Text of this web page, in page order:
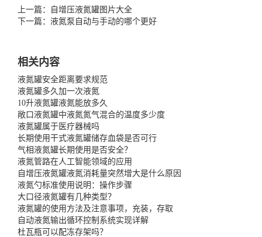
上一篇：自增压液氮罐图片大全
下一篇：液氮泵自动与手动的哪个更好
相关内容
液氮罐安全距离要求规范
液氮罐多久加一次液氮
10升液氮罐液氮能放多久
敞口液氮罐中液氮氮气混合的温度多少度
液氮罐属于医疗器械吗
长期使用干式液氮罐储存血袋是否可行
气相液氮罐长期使用是否安全？
液氮管路在人工智能领域的应用
自增压液氮罐液氮消耗量突然增大是什么原因
液氮勺标准使用说明：操作步骤
大口径液氮罐有几种类型？
液氮罐的使用方法及注意事项，充装，存取
自动液氮输出循环控制系统实现详解
杜瓦瓶可以配冻存架吗？